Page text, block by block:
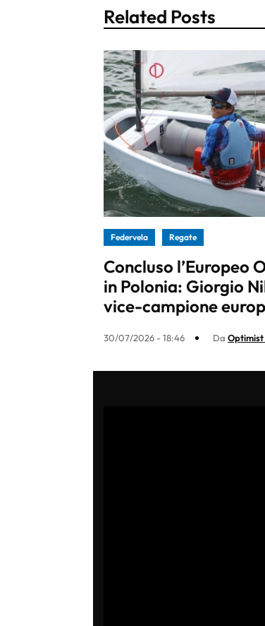
Related Posts
Federvela Regate
Concluso l’Europeo
in Polonia: Giorgio
vice-campione
30/07/2026 - 18:46 Da